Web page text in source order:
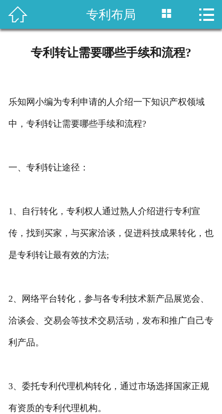
 首页
 专利布局  
专利转让需要哪些手续和流程?
乐知网小编为专利申请的人介绍一下知识产权领域
中，专利转让需要哪些手续和流程?
一、专利转让途径：
1、自行转化，专利权人通过熟人介绍进行专利宣
传，找到买家，与买家洽谈，促进科技成果转化，也
是专利转让最有效的方法;
2、网络平台转化，参与各专利技术新产品展览会、
洽谈会、交易会等技术交易活动，发布和推广自己专
利产品。
3、委托专利代理机构转化，通过市场选择国家正规
有资质的专利代理机构。